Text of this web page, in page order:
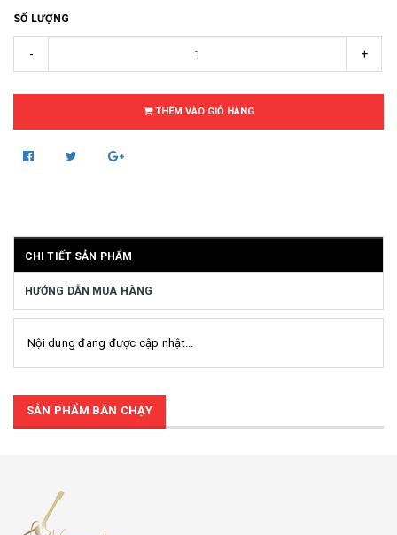
SỐ LƯỢNG
- +
THÊM VÀO GIỎ HÀNG
CHI TIẾT SẢN PHẨM
HƯỚNG DẪN MUA HÀNG
Nội dung đang được cập nhật...
SẢN PHẨM BÁN CHẠY